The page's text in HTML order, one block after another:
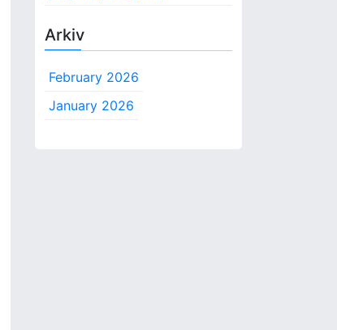
Arkiv
February 2026
January 2026